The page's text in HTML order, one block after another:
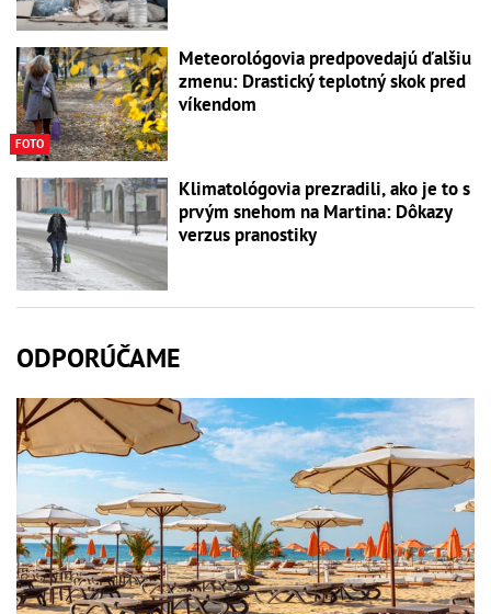
FOTO
Meteorológovia predpovedajú ďalšiu
zmenu: Drastický teplotný skok pred
víkendom
Klimatológovia prezradili, ako je to s
prvým snehom na Martina: Dôkazy
verzus pranostiky
ODPORÚČAME